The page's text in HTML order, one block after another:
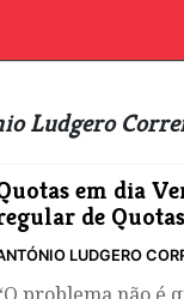
Ludgero
em dia
de Quotas
LUDGERO